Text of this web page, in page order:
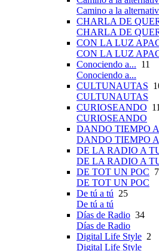
Camino a la
CHARLA DE
CHARLA DE
CON LA LUZ
CON LA LUZ
Conociendo a... 11
Conociendo a...
CULTUNAUTAS
CULTUNAUTAS
CURIOSEANDO 11
CURIOSEANDO
DANDO TIEMPO
DANDO TIEMPO
DE LA RADIO A
DE LA RADIO A
DE TOT UN POC 7
DE TOT UN POC
De tú a tú 25
De tú a tú
Días de Radio 34
Días de Radio
Digital Life Style 2
Digital Life Style